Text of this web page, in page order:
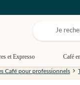
et Expresso Café
Café pour professionnels